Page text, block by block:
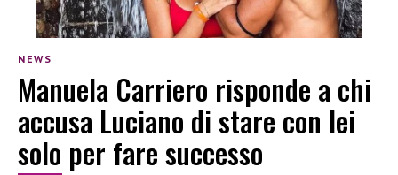
NEWS
Manuela Carriero risponde a chi
accusa Luciano di stare con lei
solo per fare successo